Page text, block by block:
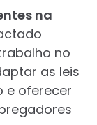
na
no
as leis
e oferecer